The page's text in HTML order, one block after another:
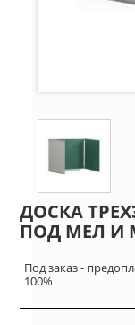
ДОСКА
ПОД МЕЛ И
Под заказ -
100%